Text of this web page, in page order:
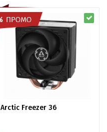
Arctic Freezer 36